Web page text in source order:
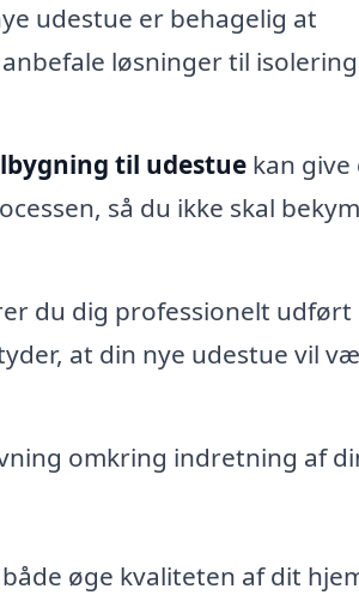
udestue er behagelig at
løsninger til
til udestuekan give
så du ikke skal
du dig professionelt udført
at din nye udestue vil
omkring indretning af
øge kvaliteten af dit